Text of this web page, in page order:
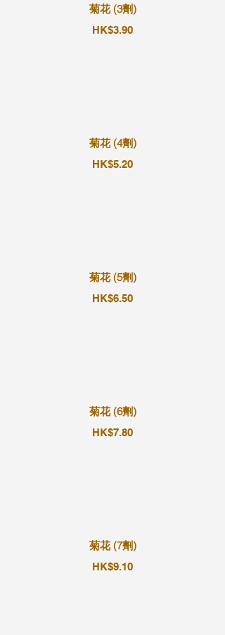
菊花 (3劑)
HK$3.90
菊花 (4劑)
HK$5.20
菊花 (5劑)
HK$6.50
菊花 (6劑)
HK$7.80
菊花 (7劑)
HK$9.10